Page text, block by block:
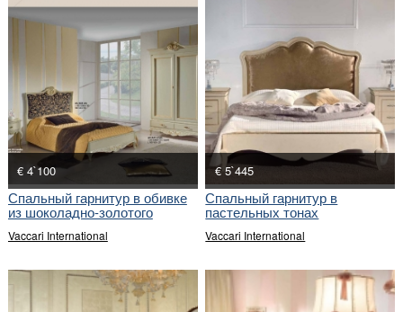
€ 4`100
Спальный гарнитур в обивке
из шоколадно-золотого
принта
Vaccari International
€ 5`445
Спальный гарнитур в
пастельных тонах
Vaccari International